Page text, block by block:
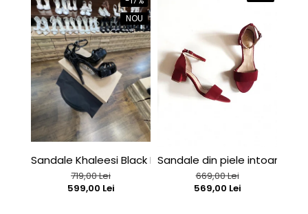
NOU
Sandale Khaleesi Black Patent
719,00 Lei
599,00 Lei
Sandale din piele intoarsa
669,00 Lei
569,00 Lei